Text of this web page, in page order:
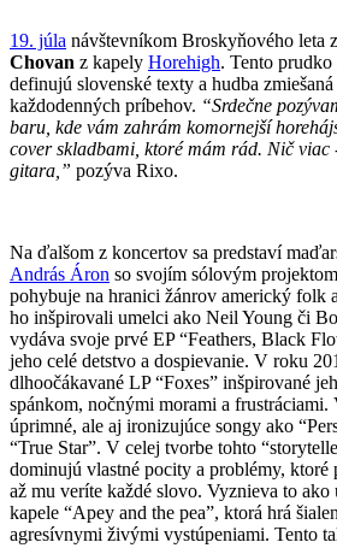
19. júla návštevníkom Broskyňového leta
Chovan z kapely Horehigh. Tento
definujú slovenské texty a hudba zmiešaná
každodenných príbehov. “Srdečne
baru, kde vám zahrám komornejší
cover skladbami, ktoré mám rád. Nič
gitara,” pozýva Rixo.
Na ďalšom z koncertov sa predstaví
András Áron so svojím sólovým
pohybuje na hranici žánrov americký folk
ho inšpirovali umelci ako Neil Young či
vydáva svoje prvé EP “Feathers, Black
jeho celé detstvo a dospievanie. V roku
dlhoočákavané LP “Foxes” inšpirované
spánkom, nočnými morami a
úprimné, ale aj ironizujúce songy ako
“True Star”. V celej tvorbe tohto
dominujú vlastné pocity a problémy, ktoré
až mu veríte každé slovo. Vyznieva to
kapele “Apey and the pea”, ktorá hrá
agresívnymi živými vystúpeniami. Tento